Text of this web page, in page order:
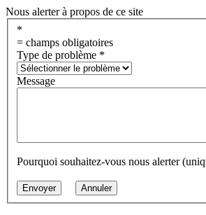
Nous alerter à propos de ce site
*
= champs obligatoires
Type de problème *
Message
Pourquoi souhaitez-vous nous alerter